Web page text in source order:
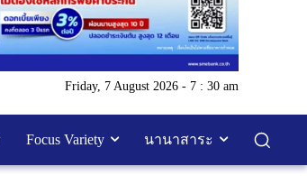
Friday, 7 August 2026 - 7 : 30 am
Focus Variety นานาสาระ